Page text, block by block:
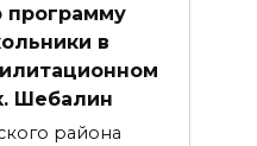
программу
в
Шебалин
района